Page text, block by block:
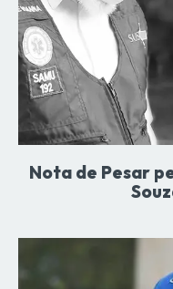
Nota de Pesar